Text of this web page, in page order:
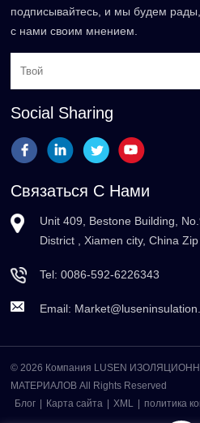
подписывайтесь, и мы будем
с нами своим мнением.
Social Sharing
Связаться С Нами
Unit 409, Bestone Building,
District , Xiamen city, China
Tel:0086-592-6226343
Email:
© 2026 Компания LUSEN
МАТЕРИАЛОВ All Rights Reserved
Блог
Карта сайта XML политика